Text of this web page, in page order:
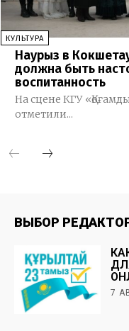
КУЛЬТУРА
Наурыз в
должна быть
воспитанность
На сцене КГУ
отметили...
ВЫБОР
7